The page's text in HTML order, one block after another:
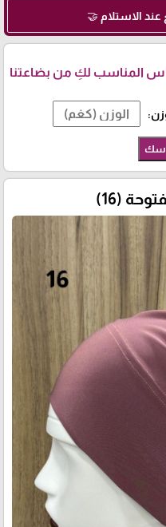
الاستلام 🤝
المناسب لكِ من بضاعتنا
(16)